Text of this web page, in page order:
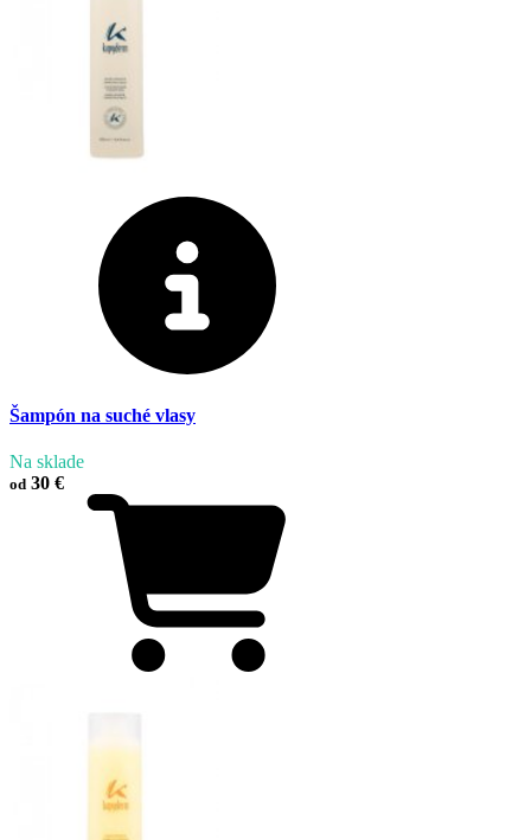
Šampón na suché vlasy
Na sklade
od 30 €